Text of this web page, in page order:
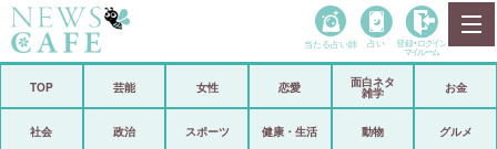
政治
当たる占い師 占い 登録• ログイン
マイルーム
TOP 芸能 女性 恋愛
面白ネタ
雑学
お金
社会 政治 スポーツ 健康・生活 動物 グルメ